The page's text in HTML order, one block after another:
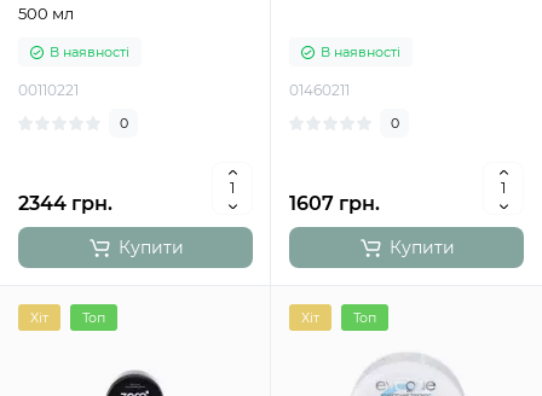
500 мл
В наявності
00110221
0
2344 грн.
Купити
В наявності
01460211
0
1607 грн.
Купити
Хіт Топ Хіт Топ